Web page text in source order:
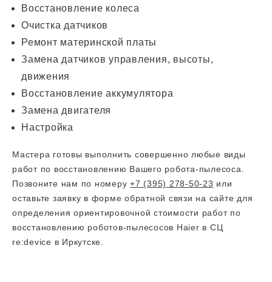
Восстановление колеса
Очистка датчиков
Ремонт материнской платы
Замена датчиков управления, высоты,
движения
Восстановление аккумулятора
Замена двигателя
Настройка
Мастера готовы выполнить совершенно любые виды
работ по восстановлению Вашего робота-пылесоса.
Позвоните нам по номеру +7 (395) 278-50-23 или
оставьте заявку в форме обратной связи на сайте для
определения ориентировочной стоимости работ по
восстановлению роботов-пылесосов Haier в СЦ
re:device в Иркутске.